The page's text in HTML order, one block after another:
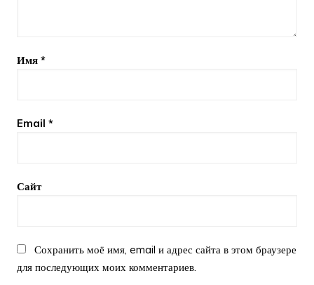
Имя *
Email *
Сайт
Сохранить моё имя, email и адрес сайта в этом браузере
для последующих моих комментариев.